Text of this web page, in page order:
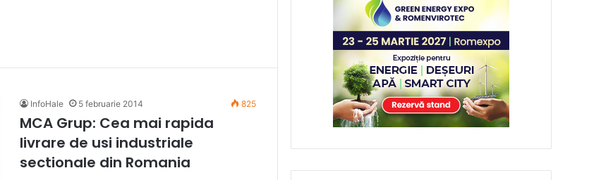
InfoHale 5 februarie 2014 825
MCA Grup: Cea mai rapida
livrare de usi industriale
sectionale din Romania